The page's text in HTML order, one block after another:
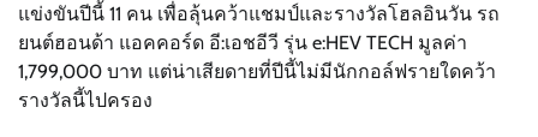
แข่งขันปีนี้ 11 คน เพื่อลุ้นคว้าแชมป์และรางวัลโฮลอินวัน รถ
ยนต์ฮอนด้า แอคคอร์ด อี:เอชอีวี รุ่น e:HEV TECH มูลค่า
1,799,000 บาท แต่น่าเสียดายที่ปีนี้ไม่มีนักกอล์ฟรายใดคว้า
รางวัลนี้ไปครอง